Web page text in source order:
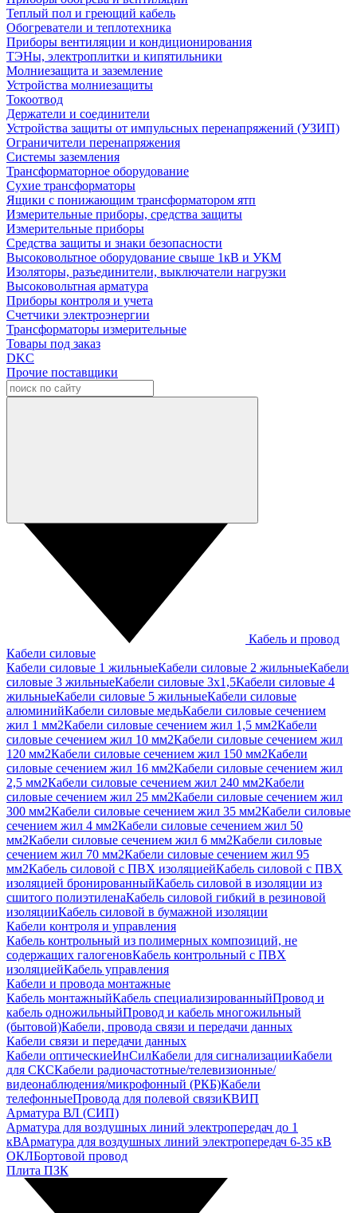
Теплый пол и греющий кабель
Обогреватели и теплотехника
Приборы вентиляции и кондиционирования
ТЭНы, электроплитки и кипятильники
Молниезащита и заземление
Устройства молниезащиты
Токоотвод
Держатели и соединители
Устройства защиты от импульсных перенапряжений (УЗИП)
Ограничители перенапряжения
Системы заземления
Трансформаторное оборудование
Сухие трансформаторы
Ящики с понижающим трансформатором ятп
Измерительные приборы, средства защиты
Измерительные приборы
Средства защиты и знаки безопасности
Высоковольтное оборудование свыше 1кВ и УКМ
Изоляторы, разъединители, выключатели нагрузки
Высоковольтная арматура
Приборы контроля и учета
Счетчики электроэнергии
Трансформаторы измерительные
Товары под заказ
DKC
Прочие поставщики
Кабель и провод
Кабели силовые
Кабели силовые 1 жильныеКабели силовые 2 жильныеКабели
силовые 3 жильныеКабели силовые 3х1,5Кабели силовые 4
жильныеКабели силовые 5 жильныеКабели силовые
алюминийКабели силовые медьКабели силовые сечением
жил 1 мм2Кабели силовые сечением жил 1,5 мм2Кабели
силовые сечением жил 10 мм2Кабели силовые сечением жил
120 мм2Кабели силовые сечением жил 150 мм2Кабели
силовые сечением жил 16 мм2Кабели силовые сечением жил
2,5 мм2Кабели силовые сечением жил 240 мм2Кабели
силовые сечением жил 25 мм2Кабели силовые сечением жил
300 мм2Кабели силовые сечением жил 35 мм2Кабели силовые
сечением жил 4 мм2Кабели силовые сечением жил 50
мм2Кабели силовые сечением жил 6 мм2Кабели силовые
сечением жил 70 мм2Кабели силовые сечением жил 95
мм2Кабель силовой с ПВХ изоляциейКабель силовой с ПВХ
изоляцией бронированныйКабель силовой в изоляции из
сшитого полиэтиленаКабель силовой гибкий в резиновой
изоляцииКабель силовой в бумажной изоляции
Кабели контроля и управления
Кабель контрольный из полимерных композиций, не
содержащих галогеновКабель контрольный с ПВХ
изоляциейКабель управления
Кабели и провода монтажные
Кабель монтажныйКабель специализированныйПровод и
кабель одножильныйПровод и кабель многожильный
(бытовой)Кабели, провода связи и передачи данных
Кабели связи и передачи данных
Кабели оптическиеИнСилКабели для сигнализацииКабели
для СКСКабели радиочастотные/телевизионные/
видеонаблюдения/микрофонный (РКБ)Кабели
телефонныеПровода для полевой связиКВИП
Арматура ВЛ (СИП)
Арматура для воздушных линий электропередач до 1
кВАрматура для воздушных линий электропередач 6-35 кВ
ОКЛБортовой провод
Плита ПЗК